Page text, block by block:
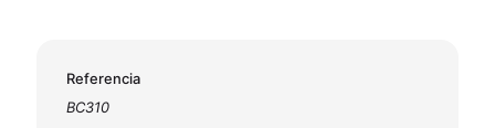
Referencia
BC310